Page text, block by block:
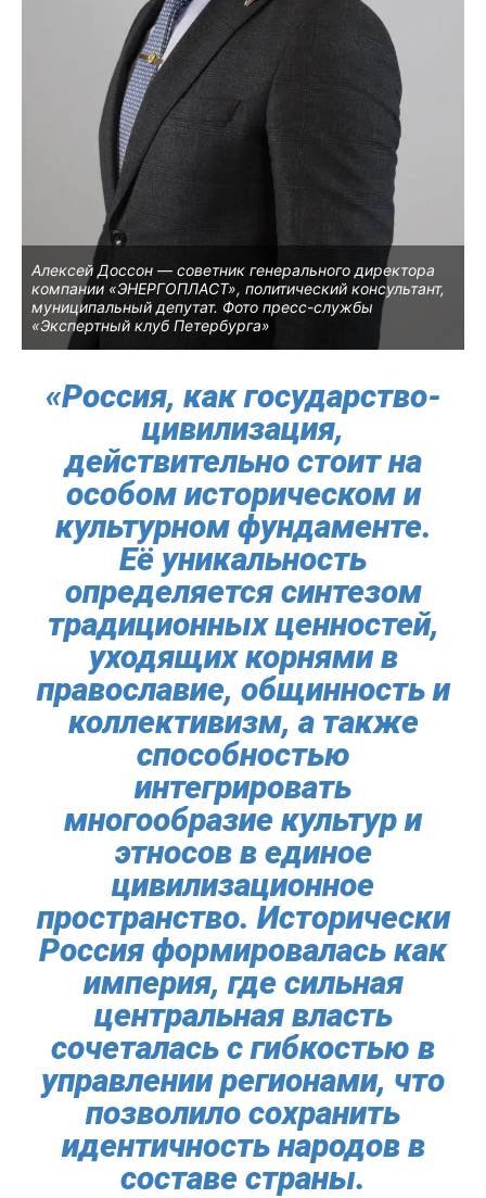
Алексей Доссон — советник генерального директора
компании «ЭНЕРГОПЛАСТ», политический консультант,
муниципальный депутат. Фото пресс-службы
«Экспертный клуб Петербурга»
«Россия, как государство-
цивилизация,
действительно стоит на
особом историческом и
культурном фундаменте.
Её уникальность
определяется синтезом
традиционных ценностей,
уходящих корнями в
православие, общинность и
коллективизм, а также
способностью
интегрировать
многообразие культур и
этносов в единое
цивилизационное
пространство. Исторически
Россия формировалась как
империя, где сильная
центральная власть
сочеталась с гибкостью в
управлении регионами, что
позволило сохранить
идентичность народов в
составе страны.